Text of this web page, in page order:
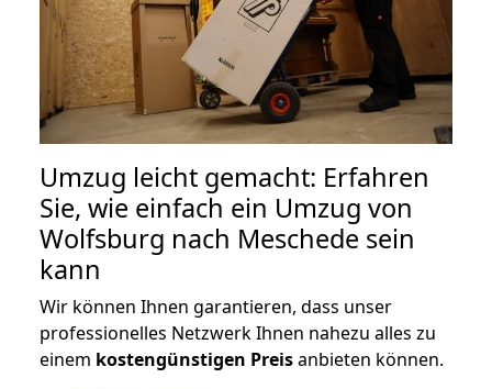
Umzug leicht gemacht: Erfahren
Sie, wie einfach ein Umzug von
Wolfsburg nach Meschede sein
kann
Wir können Ihnen garantieren, dass unser
professionelles Netzwerk Ihnen nahezu alles zu
einem kostengünstigen Preisanbieten können.